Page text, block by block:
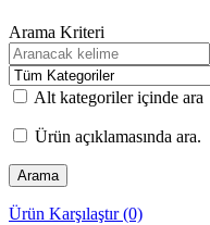
Arama Kriteri
Alt kategoriler içinde ara
Ürün açıklamasında ara.
Ürün Karşılaştır (0)